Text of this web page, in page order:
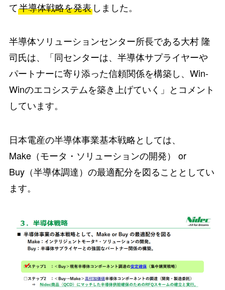
て半導体戦略を発表しました。
半導体ソリューションセンター所長である大村 隆
司氏は、「同センターは、半導体サプライヤーや
パートナーに寄り添った信頼関係を構築し、Win-
Winのエコシステムを築き上げていく」とコメント
しています。
日本電産の半導体事業基本戦略としては、
Make（モータ・ソリューションの開発） or
Buy（半導体調達）の最適配分を図ることとしてい
ます。